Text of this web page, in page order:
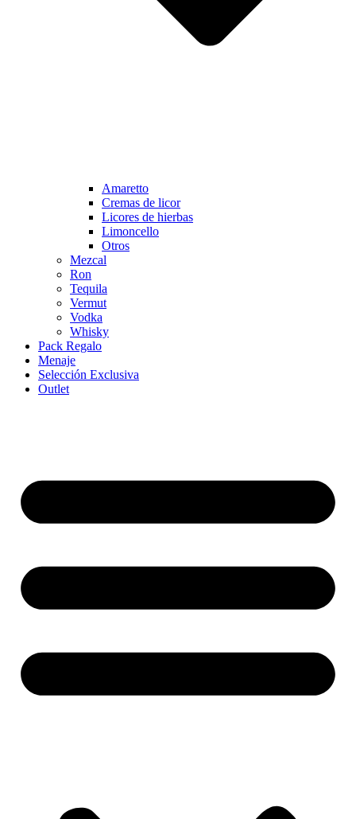
Amaretto
Cremas de licor
Licores de hierbas
Limoncello
Otros
Mezcal
Ron
Tequila
Vermut
Vodka
Whisky
Pack Regalo
Menaje
Selección Exclusiva
Outlet